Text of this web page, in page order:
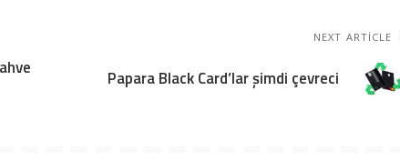
NEXT ARTICLE
Papara Black Card’lar şimdi çevreci